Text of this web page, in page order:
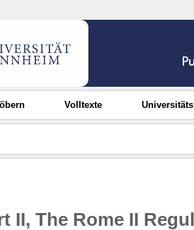
Volltexte
II, The Rome II